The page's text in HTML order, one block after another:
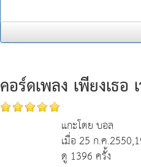
15 มิ.ย.2548,23:23น.
((ขอคอร์ดกีต้าร์))
14 ก.ค.2547,15:44น.
คอร์ดเพลง เพียงเธอ
แกะโดย บอล
เมื่อ 25 ก.ค
ดู 1396 ครั้ง